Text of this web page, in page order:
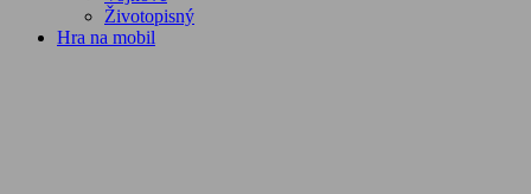
Životopisný
Hra na mobil